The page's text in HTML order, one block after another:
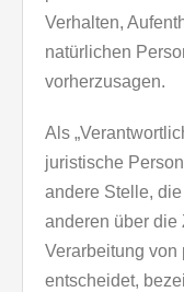
Verhalten,
natürlichen
vorherzusagen.
Als
juristische
andere Stelle,
anderen über die
Verarbeitung von
entscheidet,